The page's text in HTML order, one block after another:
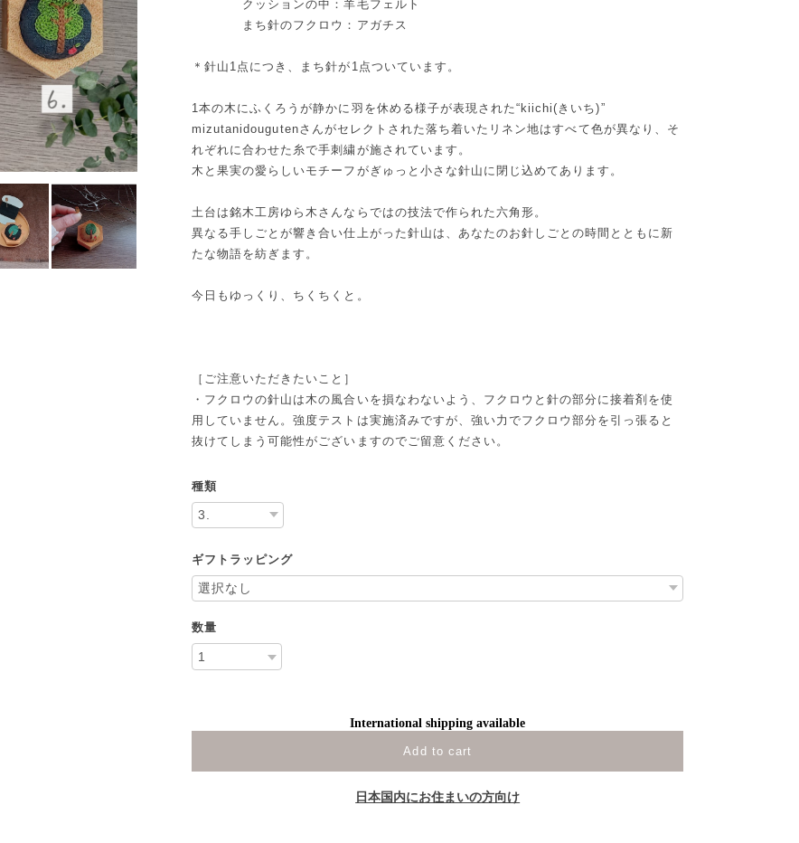
クッションの中：羊毛フェルト
まち針のフクロウ：アガチス
＊針山1点につき、まち針が1点ついています。
1本の木にふくろうが静かに羽を休める様子が表現された“kiichi(きいち)”
mizutanidougutenさんがセレクトされた落ち着いたリネン地はすべて色が異なり、そ
れぞれに合わせた糸で手刺繍が施されています。
木と果実の愛らしいモチーフがぎゅっと小さな針山に閉じ込めてあります。
土台は銘木工房ゆら木さんならではの技法で作られた六角形。
異なる手しごとが響き合い仕上がった針山は、あなたのお針しごとの時間とともに新
たな物語を紡ぎます。
今日もゆっくり、ちくちくと。
［ご注意いただきたいこと］
・フクロウの針山は木の風合いを損なわないよう、フクロウと針の部分に接着剤を使
用していません。強度テストは実施済みですが、強い力でフクロウ部分を引っ張ると
抜けてしまう可能性がございますのでご留意ください。
種類
ギフトラッピング
数量
International shipping available
Add to cart
日本国内にお住まいの方向け